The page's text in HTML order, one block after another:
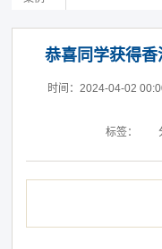
恭喜同学获得
时间：2024-04-02
标签：